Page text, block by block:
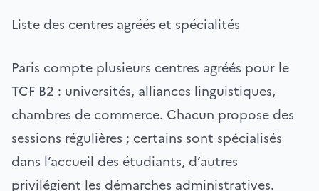
Liste des centres agréés et spécialités
Paris compte plusieurs centres agréés pour le
TCF B2 : universités, alliances linguistiques,
chambres de commerce. Chacun propose des
sessions régulières ; certains sont spécialisés
dans l’accueil des étudiants, d’autres
privilégient les démarches administratives.